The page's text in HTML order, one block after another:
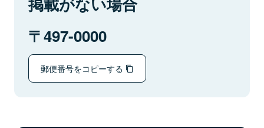
497-0000
郵便番号をコピーする